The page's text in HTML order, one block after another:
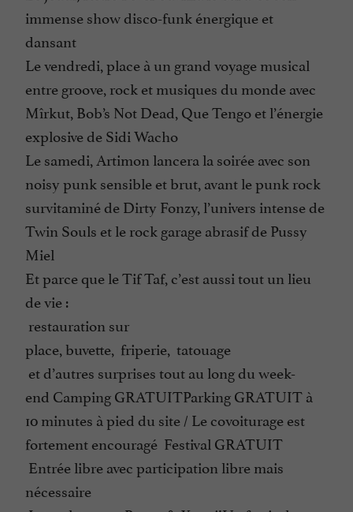
immense show disco-funk énergique et
dansant
Le vendredi, place à un grand voyage musical
entre groove, rock et musiques du monde avec
Mîrkut, Bob’s Not Dead, Que Tengo et l’énergie
explosive de Sidi Wacho
Le samedi, Artimon lancera la soirée avec son
noisy punk sensible et brut, avant le punk rock
survitaminé de Dirty Fonzy, l’univers intense de
Twin Souls et le rock garage abrasif de Pussy
Miel
Et parce que le Tif Taf, c’est aussi tout un lieu
de vie :
restauration sur
place, buvette, friperie, tatouage
et d’autres surprises tout au long du week-
end Camping GRATUITParking GRATUIT à
10 minutes à pied du site / Le covoiturage est
fortement encouragé Festival GRATUIT
Entrée libre avec participation libre mais
nécessaire